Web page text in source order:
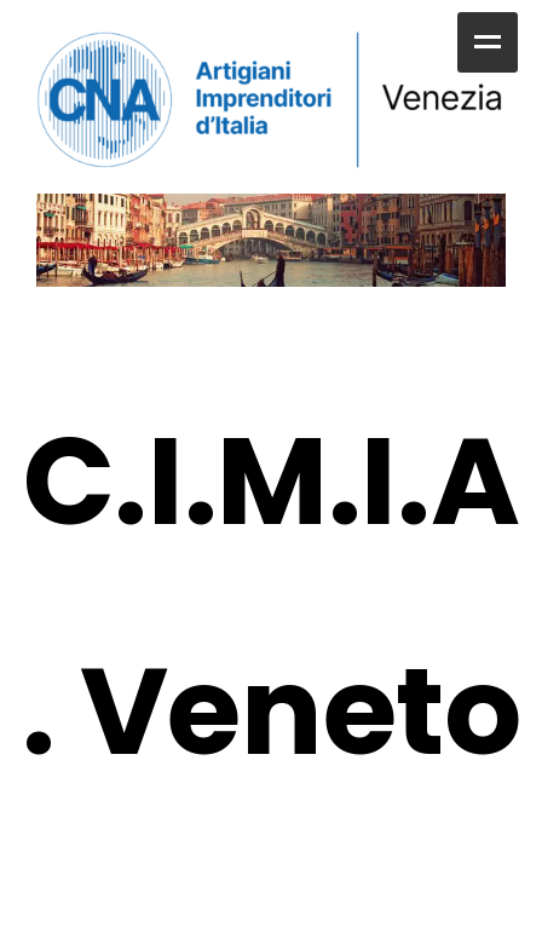
HOME
SERVIZI ALLE IMPRESE
APPUNTAMENTI E NEWS
SPORTELLI
C.I.M.I.A
. Veneto